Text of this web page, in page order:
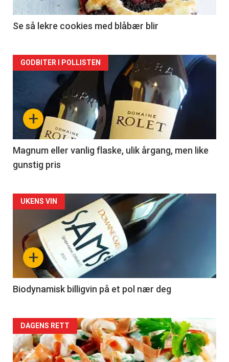
2
Se så lekre cookies med blåbær blir
Forsiden
akkurat
nå
3
+
GODBITER I POLLISTEN
Magnum eller vanlig flaske, ulik årgang, men like
gunstig pris
Forsiden
akkurat
nå
4
+
UKENS VIN
Biodynamisk billigvin på et pol nær deg
Forsiden
akkurat
DAGENS RETT